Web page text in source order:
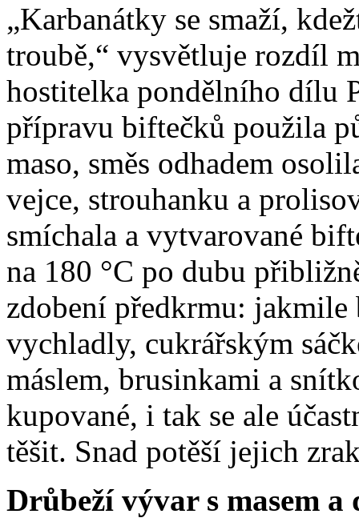
„Karbanátky se smaží,
troubě,“ vysvětluje rozdíl
hostitelka pondělního dílu
přípravu biftečků použila
maso, směs odhadem
vejce, strouhanku a
smíchala a vytvarované
na 180 °C po dubu
zdobení předkrmu: jakmile
vychladly, cukrářským
máslem, brusinkami a
kupované, i tak se ale
těšit. Snad potěší jejich
Drůbeží vývar s masem